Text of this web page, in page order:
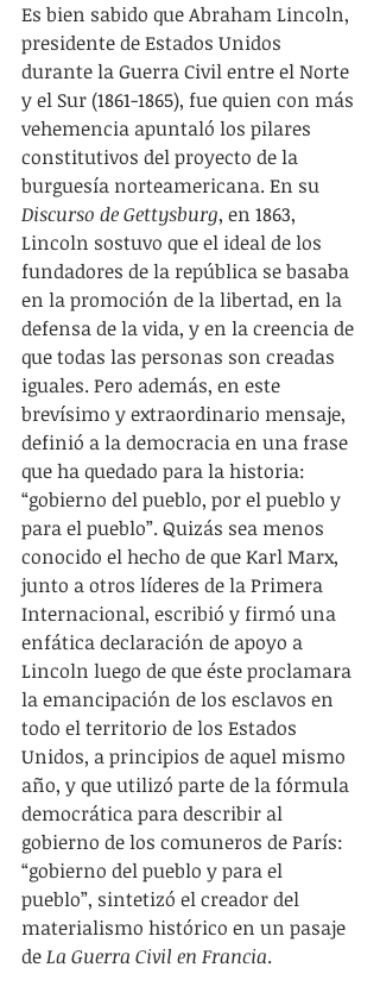
Es bien sabido que Abraham Lincoln,
presidente de Estados Unidos
durante la Guerra Civil entre el Norte
y el Sur (1861-1865), fue quien con más
vehemencia apuntaló los pilares
constitutivos del proyecto de la
burguesía norteamericana. En su
Discurso de Gettysburg, en 1863,
Lincoln sostuvo que el ideal de los
fundadores de la república se basaba
en la promoción de la libertad, en la
defensa de la vida, y en la creencia de
que todas las personas son creadas
iguales. Pero además, en este
brevísimo y extraordinario mensaje,
definió a la democracia en una frase
que ha quedado para la historia:
“gobierno del pueblo, por el pueblo y
para el pueblo”. Quizás sea menos
conocido el hecho de que Karl Marx,
junto a otros líderes de la Primera
Internacional, escribió y firmó una
enfática declaración de apoyo a
Lincoln luego de que éste proclamara
la emancipación de los esclavos en
todo el territorio de los Estados
Unidos, a principios de aquel mismo
año, y que utilizó parte de la fórmula
democrática para describir al
gobierno de los comuneros de París:
“gobierno del pueblo y para el
pueblo”, sintetizó el creador del
materialismo histórico en un pasaje
de La Guerra Civil en Francia.